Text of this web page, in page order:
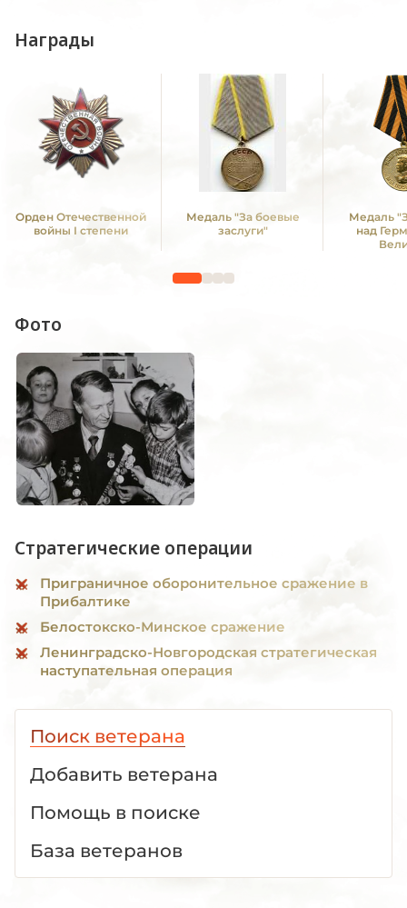
Награды
Орден Отечественной
войны I степени
Медаль "За боевые
заслуги"
Медаль
над
Фото
Стратегические операции
Приграничное оборонительное сражение в
Прибалтике
Белостокско-Минское сражение
Ленинградско-Новгородская стратегическая
наступательная операция
Поиск ветерана
Добавить ветерана
Помощь в поиске
База ветеранов